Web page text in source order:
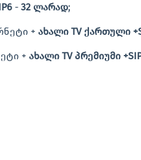
- 32 ლარად;
+ ახალი TV ქართული
+ ახალი TV პრემიუმი